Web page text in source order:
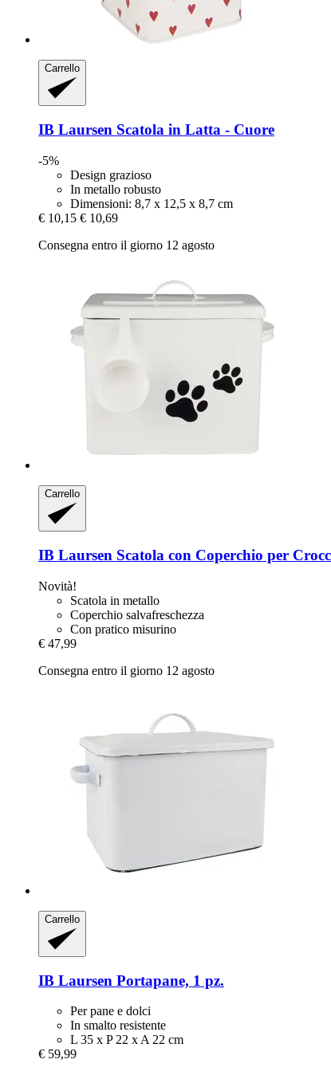
Carrello
IB Laursen Scatola in Latta -​ Cuore
-5%
Design grazioso
In metallo robusto
Dimensioni: 8,7 x 12,5 x 8,7 cm
€ 10,15 € 10,69
Consegna entro il giorno 12 agosto
Carrello
IB Laursen Scatola con Coperchio per
Novità!
Scatola in metallo
Coperchio salvafreschezza
Con pratico misurino
€ 47,99
Consegna entro il giorno 12 agosto
Carrello
IB Laursen Portapane, 1 pz.
Per pane e dolci
In smalto resistente
L 35 x P 22 x A 22 cm
€ 59,99